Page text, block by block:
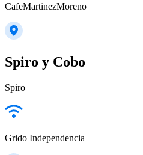
CafeMartinezMoreno
Spiro y Cobo
Spiro
Grido Independencia